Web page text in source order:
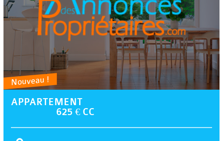
Nouveau !
APPARTEMENT
625 € CC